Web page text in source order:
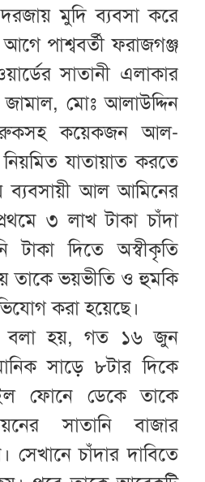
দরজায় মুদি ব্যবসা করে
পাশ্ববর্তী ফরাজগঞ্জ
সাতানী এলাকার
মোঃ আলাউদ্দিন
কয়েকজন আল-
যাতায়াত করতে
ব্যবসায়ী আল আমিনের
৩ লাখ টাকা চাঁদা
টাকা দিতে অস্বীকৃতি
তাকে ভয়ভীতি ও হুমকি
করা হয়েছে।
বলা হয়, গত ১৬ জুন
সাড়ে ৮টার দিকে
ফোনে ডেকে তাকে
সাতানি বাজার
সেখানে চাঁদার দাবিতে